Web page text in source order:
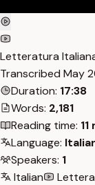
Letteratura
Transcribed May
Duration: 17:38
Words: 2,181
Reading time: 11
Language:
Speakers: 1
Italian